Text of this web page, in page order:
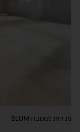
מגירות למטבח BLUM